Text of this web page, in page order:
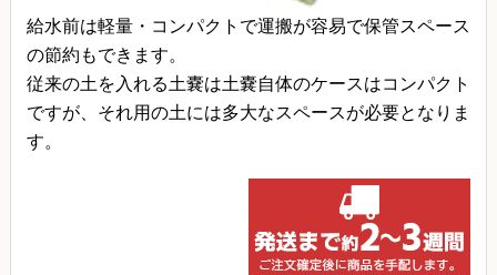
給水前は軽量・コンパクトで運搬が容易で保管スペース
の節約もできます。
従来の土を入れる土嚢は土嚢自体のケースはコンパクト
ですが、それ用の土には多大なスペースが必要となりま
す。